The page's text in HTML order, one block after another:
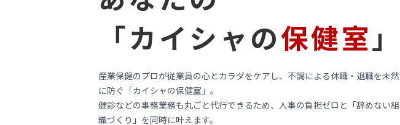
「カイシャの保健室」
産業保健のプロが従業員の心とカラダをケアし、不調による休職・退職を未然
に防ぐ「カイシャの保健室」。
健診などの事務業務も丸ごと代行できるため、人事の負担ゼロと「辞めない組
織づくり」を同時に叶えます。